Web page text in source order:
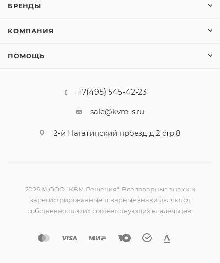
БРЕНДЫ
КОМПАНИЯ
ПОМОЩЬ
+7(495) 545-42-23
sale@kvm-s.ru
2-й Нагатинский проезд д.2 стр.8
2026 © ООО "КВМ Решения". Все товарные знаки и
зарегистрированные товарные знаки являются
собственностью их соответствующих владельцев.